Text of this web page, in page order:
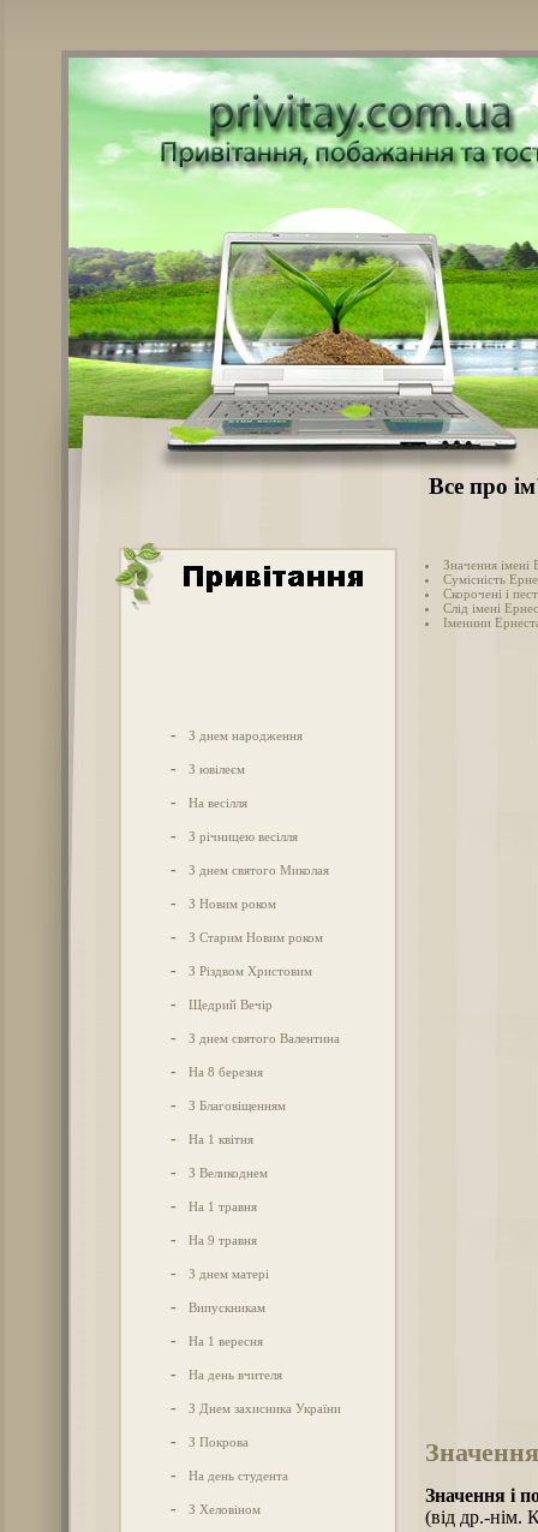
Все про
- З днем народження
- З ювілеєм
- На весілля
- З річницею весілля
- З днем святого Миколая
- З Новим роком
- З Старим Новим роком
- З Різдвом Христовим
- Щедрий Вечір
- З днем святого Валентина
- На 8 березня
- З Благовіщенням
- На 1 квітня
- З Великоднем
- На 1 травня
- На 9 травня
- З днем матері
- Випускникам
- На 1 вересня
- На день вчителя
- З Днем захисника України
- З Покрова
- На день студента
- З Хеловіном
Значення імені
Сумісність
Скорочені і
Слід імені
Іменини
Значення і
(від др.-нім.